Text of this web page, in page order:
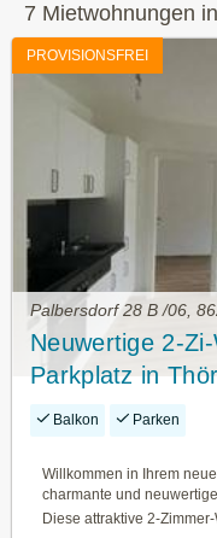
7 Mietwohnungen
PROVISIONSFREI
Palbersdorf 28 B /06,
Neuwertige 2-
Parkplatz in
Balkon Parken
Willkommen in Ihrem
charmante und
Diese attraktive 2-Zimmer-